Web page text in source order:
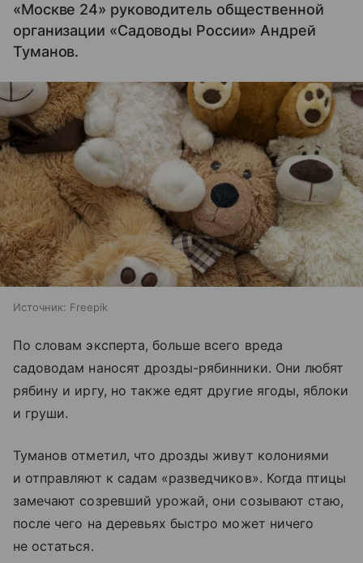
«Москве 24» руководитель общественной
организации «Садоводы России» Андрей
Туманов.
Источник: Freepik
По словам эксперта, больше всего вреда
садоводам наносят дрозды-рябинники. Они любят
рябину и иргу, но также едят другие ягоды, яблоки
и груши.
Туманов отметил, что дрозды живут колониями
и отправляют к садам «разведчиков». Когда птицы
замечают созревший урожай, они созывают стаю,
после чего на деревьях быстро может ничего
не остаться.